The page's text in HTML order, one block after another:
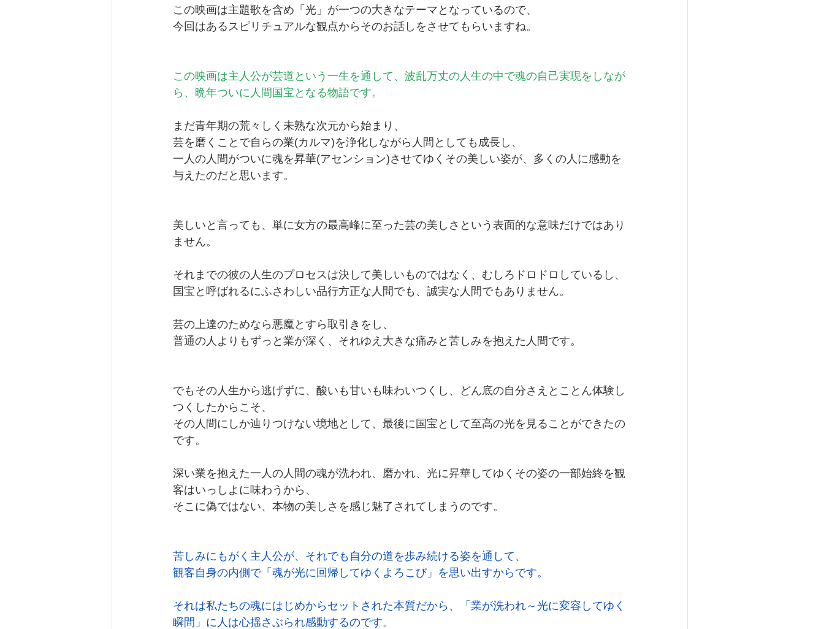
この映画は主題歌を含め「光」が一つの大きなテーマとなっているので、
今回はあるスピリチュアルな観点からそのお話しをさせてもらいますね。
この映画は主人公が芸道という一生を通して、波乱万丈の人生の中で魂の自己実現をしなが
ら、晩年ついに人間国宝となる物語です。
まだ青年期の荒々しく未熟な次元から始まり、
芸を磨くことで自らの業(カルマ)を浄化しながら人間としても成長し、
一人の人間がついに魂を昇華(アセンション)させてゆくその美しい姿が、多くの人に感動を
与えたのだと思います。
美しいと言っても、単に女方の最高峰に至った芸の美しさという表面的な意味だけではあり
ません。
それまでの彼の人生のプロセスは決して美しいものではなく、むしろドロドロしているし、
国宝と呼ばれるにふさわしい品行方正な人間でも、誠実な人間でもありません。
芸の上達のためなら悪魔とすら取引きをし、
普通の人よりもずっと業が深く、それゆえ大きな痛みと苦しみを抱えた人間です。
でもその人生から逃げずに、酸いも甘いも味わいつくし、どん底の自分さえとことん体験し
つくしたからこそ、
その人間にしか辿りつけない境地として、最後に国宝として至高の光を見ることができたの
です。
深い業を抱えた一人の人間の魂が洗われ、磨かれ、光に昇華してゆくその姿の一部始終を観
客はいっしよに味わうから、
そこに偽ではない、本物の美しさを感じ魅了されてしまうのです。
苦しみにもがく主人公が、それでも自分の道を歩み続ける姿を通して、
観客自身の内側で「魂が光に回帰してゆくよろこび」を思い出すからです。
それは私たちの魂にはじめからセットされた本質だから、「業が洗われ～光に変容してゆく
瞬間」に人は心揺さぶられ感動するのです。